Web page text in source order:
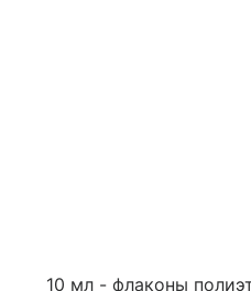
10 мл - флаконы